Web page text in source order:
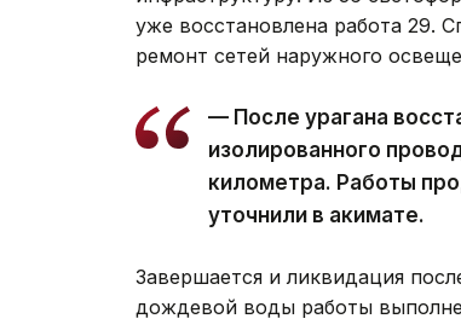
уже восстановлена работа 29.
ремонт сетей наружного
— После урагана
изолированного
километра. Работы
уточнили в акимате.
Завершается и ликвидация
дождевой воды работы